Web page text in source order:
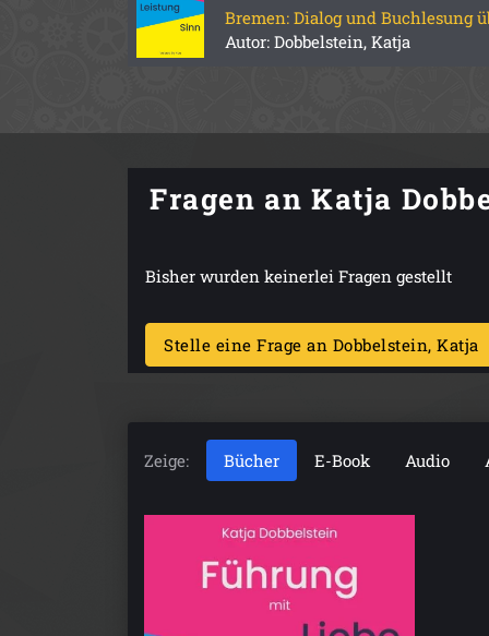
Bremen: Dialog und Buchlesung
Autor: Dobbelstein, Katja
Fragen an Katja
Bisher wurden keinerlei Fragen gestellt
Stelle eine Frage an Dobbelstein, Katja
Zeige: Bücher E-Book Audio